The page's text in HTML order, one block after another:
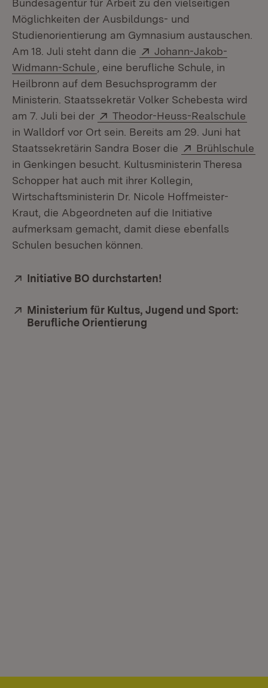
Bundesagentur für Arbeit zu den vielseitigen
Möglichkeiten der Ausbildungs- und
Studienorientierung am Gymnasium austauschen.
Am 18. Juli steht dann die
Extern:
Johann-Jakob-
Widmann-Schule (Öffnet in neuem Fenster)
, eine berufliche Schule, in
Heilbronn auf dem Besuchsprogramm der
Ministerin. Staatssekretär Volker Schebesta wird
am 7. Juli bei der
Extern:
Theodor-Heuss-Realschule
in Walldorf vor Ort sein. Bereits am 29. Juni hat
Staatssekretärin Sandra Boser die
Extern:
Brühlschule
in Genkingen besucht. Kultusministerin Theresa
Schopper hat auch mit ihrer Kollegin,
Wirtschaftsministerin Dr. Nicole Hoffmeister-
Kraut, die Abgeordneten auf die Initiative
aufmerksam gemacht, damit diese ebenfalls
Schulen besuchen können.
Extern:
Initiative BO durchstarten!
Extern:
Ministerium für Kultus, Jugend und Sport:
Berufliche Orientierung